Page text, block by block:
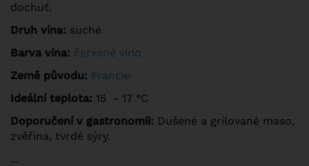
dochuť.
Druh vína: suché
Barva vína: červené víno
Země původu: Francie
Ideální teplota: 15 - 17 °C
Doporučení v gastronomii: Dušené a grilované maso,
zvěřina, tvrdé sýry.
...